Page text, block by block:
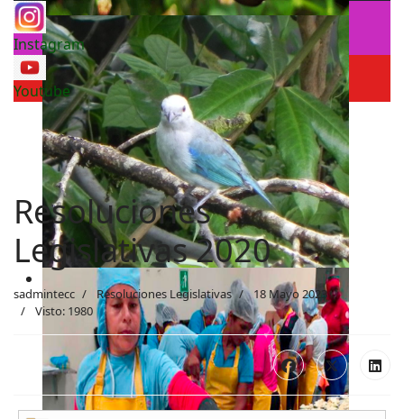
Instagram
Youtube
Resoluciones
Legislativas 2020
sadmintecc Resoluciones Legislativas
18 Mayo 2023
Visto: 1980